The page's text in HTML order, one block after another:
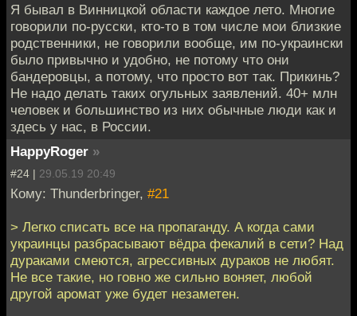
Я бывал в Винницкой области каждое лето. Многие
говорили по-русски, кто-то в том числе мои близкие
родственники, не говорили вообще, им по-украински
было привычно и удобно, не потому что они
бандеровцы, а потому, что просто вот так. Прикинь?
Не надо делать таких огульных заявлений. 40+ млн
человек и большинство из них обычные люди как и
здесь у нас, в России.
HappyRoger »
#24 | 29.05.19 20:49
Кому: Thunderbringer, #21
> Легко списать все на пропаганду. А когда сами
украинцы разбрасывают вёдра фекалий в сети? Над
дураками смеются, агрессивных дураков не любят.
Не все такие, но говно же сильно воняет, любой
другой аромат уже будет незаметен.